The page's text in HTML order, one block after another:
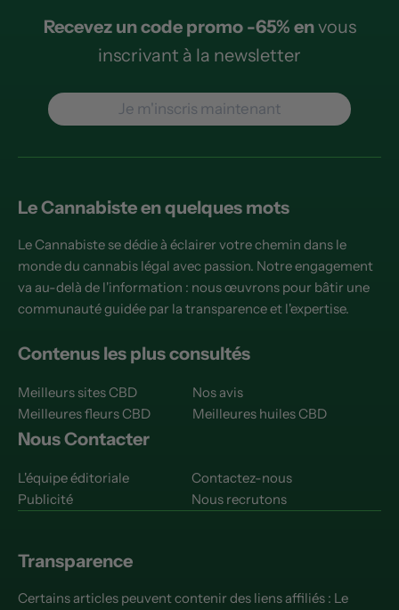
Recevez un code promo -65% envous
inscrivant à la newsletter
Je m'inscris maintenant
Le Cannabiste en quelques mots
Le Cannabiste se dédie à éclairer votre chemin dans le
monde du cannabis légal avec passion. Notre engagement
va au-delà de l'information : nous œuvrons pour bâtir une
communauté guidée par la transparence et l'expertise.
Contenus les plus consultés
Meilleurs sites CBD
Nos avis
Meilleures fleurs CBD
Meilleures huiles CBD
Nous Contacter
L'équipe éditoriale
Contactez-nous
Publicité
Nous recrutons
Transparence
Certains articles peuvent contenir des liens affiliés : Le